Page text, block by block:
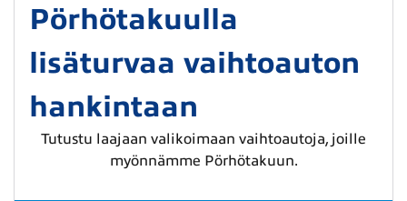
Pörhötakuulla
lisäturvaa vaihtoauton
hankintaan
Tutustu laajaan valikoimaan vaihtoautoja, joille
myönnämme Pörhötakuun.